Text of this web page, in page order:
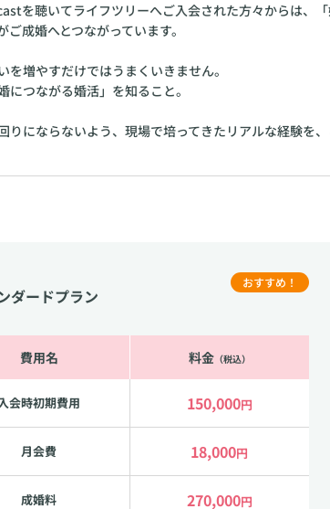
を聴いてライフツリーへご入会された方々からは、
ご成婚へとつながっています。
を増やすだけではうまくいきません。
につながる婚活」を知ること。
りにならないよう、現場で培ってきたリアルな経験を、
ダードプラン
おすすめ！
費用名 料金（税込）
会時初期費用 150,000円
月会費 18,000円
成婚料 270,000円